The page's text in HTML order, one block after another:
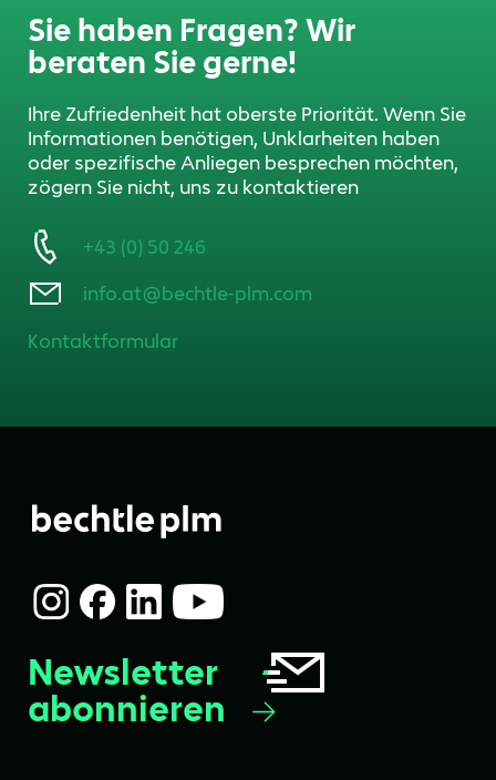
Sie haben Fragen? Wir
beraten Sie gerne!
Ihre Zufriedenheit hat oberste Priorität. Wenn Sie
Informationen benötigen, Unklarheiten haben
oder spezifische Anliegen besprechen möchten,
zögern Sie nicht, uns zu kontaktieren
+43 (0) 50 246
info.at@bechtle-plm.com
Kontaktformular
Newsletter
abonnieren